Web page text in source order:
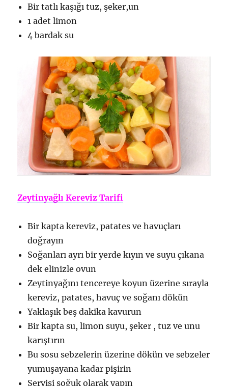
Bir tatlı kaşığı tuz, şeker,un
1 adet limon
4 bardak su
Zeytinyağlı Kereviz Tarifi
Bir kapta kereviz, patates ve havuçları
doğrayın
Soğanları ayrı bir yerde kıyın ve suyu çıkana
dek elinizle ovun
Zeytinyağını tencereye koyun üzerine sırayla
kereviz, patates, havuç ve soğanı dökün
Yaklaşık beş dakika kavurun
Bir kapta su, limon suyu, şeker , tuz ve unu
karıştırın
Bu sosu sebzelerin üzerine dökün ve sebzeler
yumuşayana kadar pişirin
Servisi soğuk olarak yapın